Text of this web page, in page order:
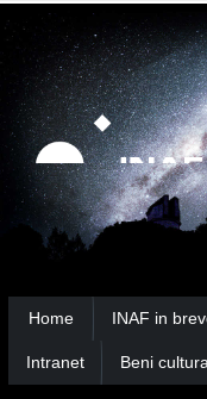
Strumenti
personali
Salta
contenuti.
|
Salta
alla
navigazione
Ricerca
avanzata…
Home INAF in
Intranet Beni